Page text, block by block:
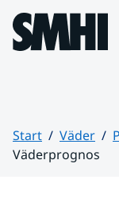
Hoppa till sidans
Start Väder
Väderprognos